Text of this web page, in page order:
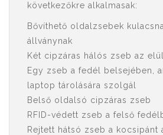
következőkre alkalmasak:
Bővíthető oldalzsebek
állványnak
Két cipzáras hálós zseb az
Egy zseb a fedél belsejében,
laptop tárolására szolgál
Belső oldalsó cipzáras zseb
RFID-védett zseb a felső
Rejtett hátsó zseb a kocsipánt